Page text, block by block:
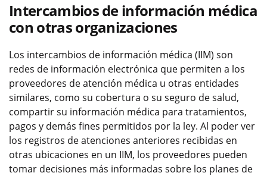
Intercambios de información médica
con otras organizaciones
Los intercambios de información médica (IIM) son
redes de información electrónica que permiten a los
proveedores de atención médica u otras entidades
similares, como su cobertura o su seguro de salud,
compartir su información médica para tratamientos,
pagos y demás fines permitidos por la ley. Al poder ver
los registros de atenciones anteriores recibidas en
otras ubicaciones en un IIM, los proveedores pueden
tomar decisiones más informadas sobre los planes de